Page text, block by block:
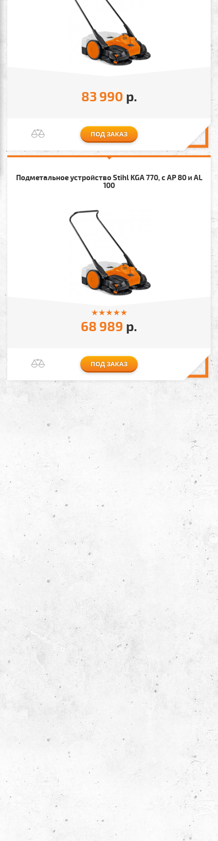
83 990 р.
ПОД ЗАКАЗ
Подметальное устройство Stihl KGA 770, с AP 80 и AL
100
68 989 р.
ПОД ЗАКАЗ